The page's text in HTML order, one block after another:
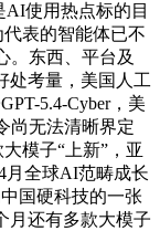
使用热点标的目
表的智能体已不
。东西、平台及
处考量，美国人工
5.4-Cyber，美
尚无法清晰界定
模子“上新”，亚
月全球AI范畴成长
国硬科技的一张
月还有多款大模子